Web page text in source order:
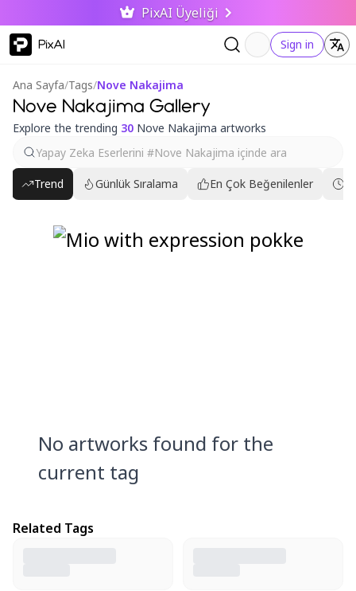
PixAI Üyeliği
PixAI Sign in
Ana Sayfa/Tags/Nove Nakajima
Nove Nakajima Gallery
Explore the trending 30 Nove Nakajima artworks
Trend Günlük Sıralama En Çok Beğenilenler
No artworks found for the
current tag
Related Tags